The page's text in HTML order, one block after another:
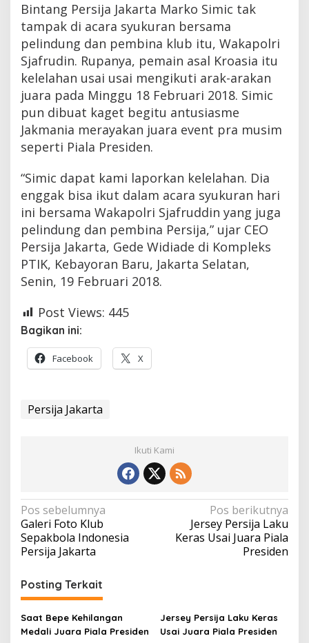
Bintang Persija Jakarta Marko Simic tak
tampak di acara syukuran bersama
pelindung dan pembina klub itu, Wakapolri
Sjafrudin. Rupanya, pemain asal Kroasia itu
kelelahan usai usai mengikuti arak-arakan
juara pada Minggu 18 Februari 2018. Simic
pun dibuat kaget begitu antusiasme
Jakmania merayakan juara event pra musim
seperti Piala Presiden.
“Simic dapat kami laporkan kelelahan. Dia
enggak bisa ikut dalam acara syukuran hari
ini bersama Wakapolri Sjafruddin yang juga
pelindung dan pembina Persija,” ujar CEO
Persija Jakarta, Gede Widiade di Kompleks
PTIK, Kebayoran Baru, Jakarta Selatan,
Senin, 19 Februari 2018.
Post Views: 445
Bagikan ini:
Facebook X
Persija Jakarta
Ikuti Kami
Navigasi
pos
Pos sebelumnya
Galeri Foto Klub
Sepakbola Indonesia
Persija Jakarta
Pos berikutnya
Jersey Persija Laku
Keras Usai Juara Piala
Presiden
Posting Terkait
Saat Bepe Kehilangan
Medali Juara Piala Presiden
Jersey Persija Laku Keras
Usai Juara Piala Presiden